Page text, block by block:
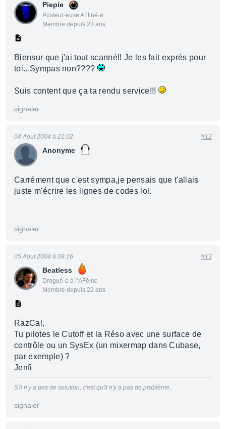
Piepie
Posteur·euse AFfiné·e
Membre depuis 23 ans
Biensur que j'ai tout scanné!! Je les fait exprés pour
toi...Sympas non????
Suis content que ça ta rendu service!!!
signaler
Anonyme
04 Aout 2004 à 21:02 #12
Carrément que c'est sympa,je pensais que t'allais
juste m'écrire les lignes de codes lol.
signaler
Beatless
Drogué·e à l’AFéine
Membre depuis 22 ans
05 Aout 2004 à 09:16 #13
RazCal,
Tu pilotes le Cutoff et la Réso avec une surface de
contrôle ou un SysEx (un mixermap dans Cubase,
par exemple) ?
Jenfi
S'il n'y a pas de solution, c'est qu'il n'y a pas de problème.
signaler